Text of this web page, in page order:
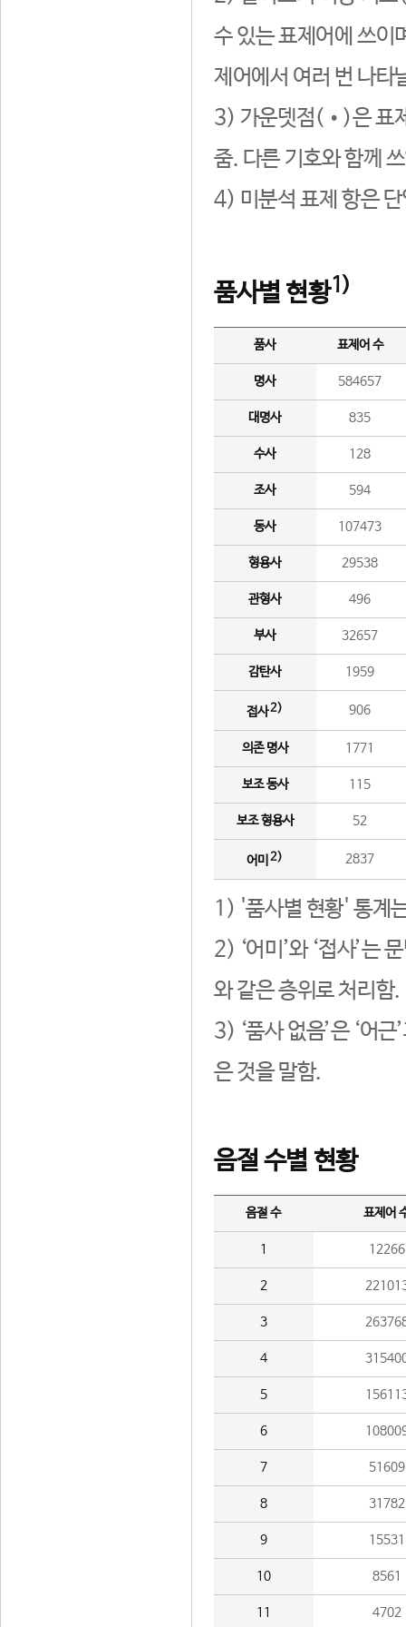
수 있는 표제어에 쓰이
제어에서 여러 번 나타
3) 가운뎃점(•)은 표
줌. 다른 기호와 함께
4) 미분석 표제 항은
품사별 현황1)
품사 표제어 수
명사 584657
대명사 835
수사 128
조사 594
동사 107473
형용사 29538
관형사 496
부사 32657
감탄사 1959
접사2) 906
의존 명사 1771
보조 동사 115
보조 형용사 52
어미 2) 2837
1) '품사별 현황' 통계
2) ‘어미’와 ‘접사’는
와 같은 층위로 처리함.
3) ‘품사 없음’은 ‘어
은 것을 말함.
음절 수별 현황
음절 수 표제어
1 12266
2
3
4
5
6
7 51609
8 31782
9 15531
10 8561
11 4702